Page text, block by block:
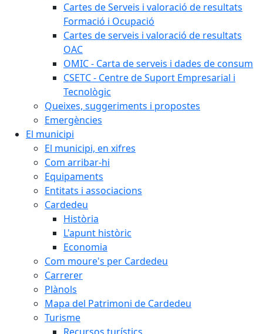
Cartes de Serveis i valoració de resultats
Formació i Ocupació
Cartes de serveis i valoració de resultats
OAC
OMIC - Carta de serveis i dades de consum
CSETC - Centre de Suport Empresarial i
Tecnològic
Queixes, suggeriments i propostes
Emergències
El municipi
El municipi, en xifres
Com arribar-hi
Equipaments
Entitats i associacions
Cardedeu
Història
L'apunt històric
Economia
Com moure's per Cardedeu
Carrerer
Plànols
Mapa del Patrimoni de Cardedeu
Turisme